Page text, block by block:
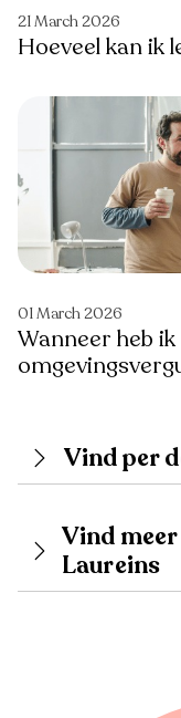
21 March 2026
Hoeveel kan ik
01 March 2026
Wanneer heb
Vind per
Vind
Laureins